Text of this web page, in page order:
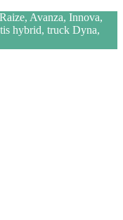
Avanza, Innova,
hybrid, truck Dyna,